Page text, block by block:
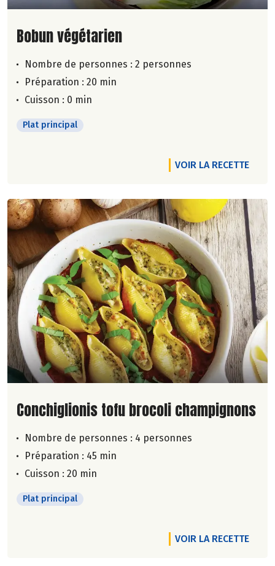
Lire la suite de la recette
Bobun végétarien
Nombre de personnes : 2 personnes
Préparation : 20 min
Cuisson : 0 min
Plat principal
VOIR LA RECETTE
Lire la suite de la recette
Conchiglionis tofu brocoli champignons
Nombre de personnes : 4 personnes
Préparation : 45 min
Cuisson : 20 min
Plat principal
VOIR LA RECETTE